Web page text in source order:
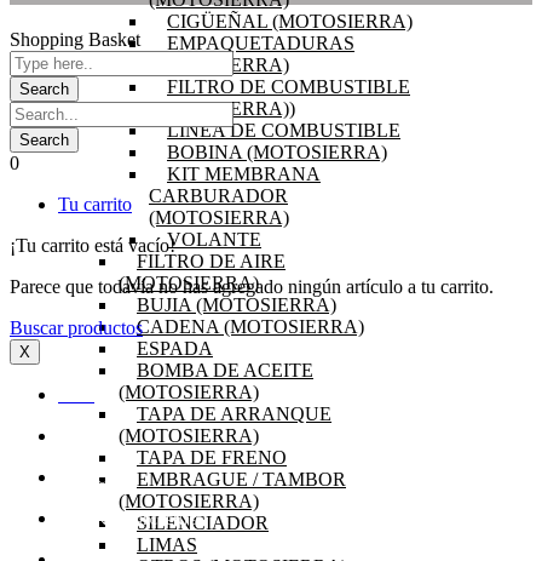
CIGÜEÑAL (MOTOSIERRA)
EMPAQUETADURAS
(MOTOSIERRA)
FILTRO DE COMBUSTIBLE
(MOTOSIERRA))
LINEA DE COMBUSTIBLE
BOBINA (MOTOSIERRA)
KIT MEMBRANA
CARBURADOR
(MOTOSIERRA)
VOLANTE
FILTRO DE AIRE
(MOTOSIERRA)
BUJIA (MOTOSIERRA)
CADENA (MOTOSIERRA)
ESPADA
BOMBA DE ACEITE
(MOTOSIERRA)
TAPA DE ARRANQUE
(MOTOSIERRA)
TAPA DE FRENO
EMBRAGUE / TAMBOR
(MOTOSIERRA)
SILENCIADOR
LIMAS
Shopping Basket
0
Tu carrito
¡Tu carrito está vacío!
Parece que todavía no has agregado ningún artículo a tu carrito.
Buscar productos
X
PRODUCTOS
PREGUNTAS FRECUENTES